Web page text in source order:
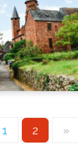
1 2 »